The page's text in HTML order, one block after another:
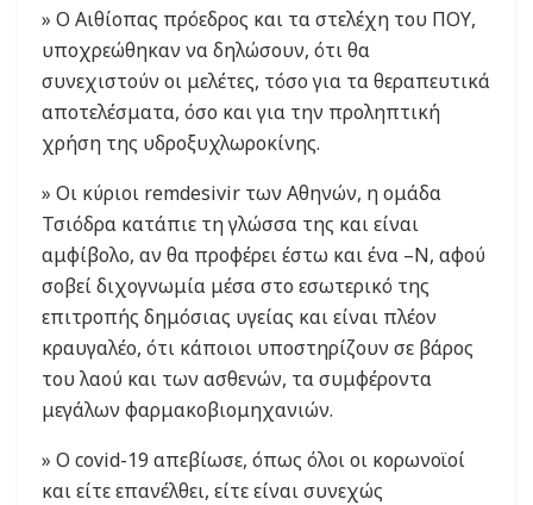
» Ο Αιθίοπας πρόεδρος και τα στελέχη του ΠΟΥ,
υποχρεώθηκαν να δηλώσουν, ότι θα
συνεχιστούν οι μελέτες, τόσο για τα θεραπευτικά
αποτελέσματα, όσο και για την προληπτική
χρήση της υδροξυχλωροκίνης.
» Οι κύριοι remdesivir των Αθηνών, η ομάδα
Τσιόδρα κατάπιε τη γλώσσα της και είναι
αμφίβολο, αν θα προφέρει έστω και ένα –Ν, αφού
σοβεί διχογνωμία μέσα στο εσωτερικό της
επιτροπής δημόσιας υγείας και είναι πλέον
κραυγαλέο, ότι κάποιοι υποστηρίζουν σε βάρος
του λαού και των ασθενών, τα συμφέροντα
μεγάλων φαρμακοβιομηχανιών.
» Ο covid-19 απεβίωσε, όπως όλοι οι κορωνοϊοί
και είτε επανέλθει, είτε είναι συνεχώς